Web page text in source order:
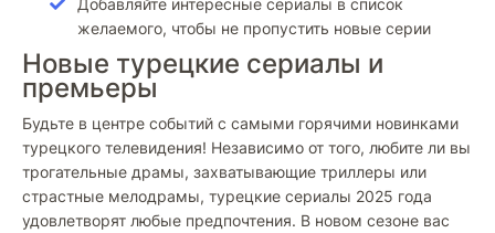
Добавляйте интересные сериалы в список
желаемого, чтобы не пропустить новые серии
Новые турецкие сериалы и
премьеры
Будьте в центре событий с самыми горячими новинками
турецкого телевидения! Независимо от того, любите ли вы
трогательные драмы, захватывающие триллеры или
страстные мелодрамы, турецкие сериалы 2025 года
удовлетворят любые предпочтения. В новом сезоне вас